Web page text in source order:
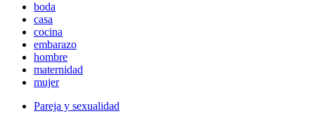
boda
casa
cocina
embarazo
hombre
maternidad
mujer
Pareja y sexualidad